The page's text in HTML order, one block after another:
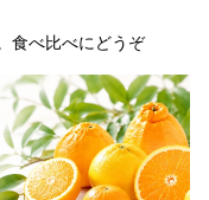
食べ比べにどうぞ